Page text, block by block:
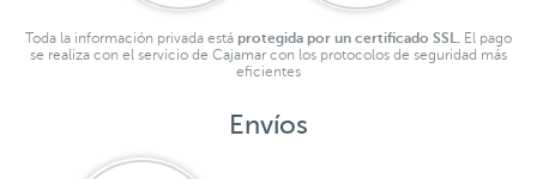
Toda la información privada está protegida por un certificado SSL.
El pago
se realiza con el servicio de Cajamar con los protocolos de seguridad más
eficientes
Envíos